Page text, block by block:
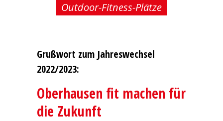
Outdoor-Fitness-Plätze
Grußwort zum Jahreswechsel
2022/2023:
Oberhausen fit machen für
die Zukunft